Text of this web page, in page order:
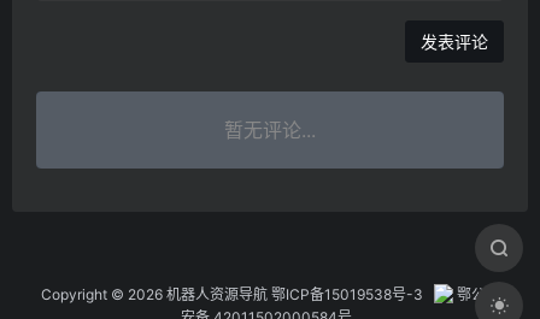
暂无评论...
Copyright © 2026 机器人资源导航 鄂ICP备15019538号-3
鄂公网